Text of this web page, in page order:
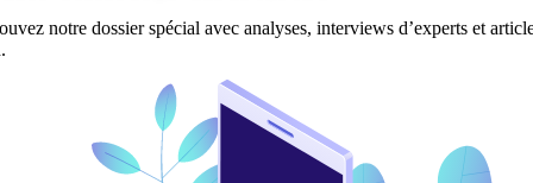
notre dossier spécial avec analyses, interviews d’experts et